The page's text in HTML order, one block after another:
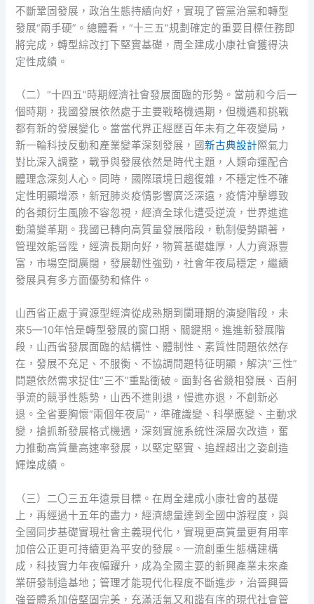
不斷鞏固發展，政治生態持續向好，實現了管黨治黨和轉型
發展“兩手硬”。總體看，“十三五”規劃確定的重要目標任務即
將完成，轉型綜改打下堅實基礎，周全建成小康社會獲得決
定性成績。
（二）“十四五”時期經濟社會發展面臨的形勢。當前和今后一
個時期，我國發展依然處于主要戰略機遇期，但機遇和挑戰
都有新的發展變化。當當代界正經歷百年未有之年夜變局，
新一輪科技反動和產業變革深刻發展，國新古典設計際氣力
對比深入調整，戰爭與發展依然是時代主題，人類命運配合
體理念深刻人心。同時，國際環境日趨復雜，不穩定性不確
定性明顯增添，新冠肺炎疫情影響廣泛深遠，疫情沖擊導致
的各類衍生風險不容忽視，經濟全球化遭受逆流，世界進進
動蕩變革期。我國已轉向高質量發展階段，軌制優勢顯著，
管理效能晉陞，經濟長期向好，物質基礎雄厚，人力資源豐
富，市場空間廣闊，發展韌性強勁，社會年夜局穩定，繼續
發展具有多方面優勢和條件。
山西省正處于資源型經濟從成熟期到闌珊期的演變階段，未
來5—10年恰是轉型發展的窗口期、關鍵期。進進新發展階
段，山西省發展面臨的結構性、體制性、素質性問題依然存
在，發展不充足、不服衡、不協調問題特征明顯，解決“三性”
問題依然需求捉住“三不”重點衝破。面對各省競相發展、百舸
爭流的競爭性態勢，山西不進則退，慢進亦退，不創新必
退。全省要胸懷“兩個年夜局”，準確識變、科學應變、主動求
變，搶抓新發展格式機遇，深刻實施系統性深層次改造，奮
力推動高質量高速率發展，以堅定堅實、追趕超出之姿創造
輝煌成績。
（三）二〇三五年遠景目標。在周全建成小康社會的基礎
上，再經過十五年的盡力，經濟總量達到全國中游程度，與
全國同步基礎實現社會主義現代化，實現更高質量更有用率
加倍公正更可持續更為平安的發展。一流創重生態構建構
成，科技實力年夜幅躍升，成為全國主要的新興產業未來產
業研發制造基地；管理才能現代化程度不斷進步，治晉興晉
強晉體系加倍堅固完美，充滿活氣又和諧有序的現代社會管